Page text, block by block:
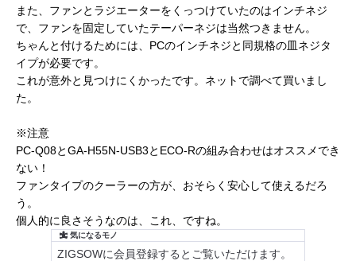
また、ファンとラジエーターをくっつけていたのはインチネジ
で、ファンを固定していたテーパーネジは当然つきません。
ちゃんと付けるためには、PCのインチネジと同規格の皿ネジタ
イプが必要です。
これが意外と見つけにくかったです。ネットで調べて買いまし
た。
※注意
PC-Q08とGA-H55N-USB3とECO-Rの組み合わせはオススメでき
ない！
ファンタイプのクーラーの方が、おそらく安心して使えるだろ
う。
個人的に良さそうなのは、これ、ですね。